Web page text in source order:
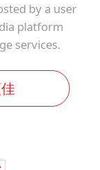
by a user
platform
services.